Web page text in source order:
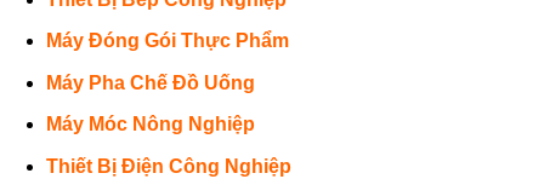
Máy Đóng Gói Thực Phẩm
Máy Pha Chế Đồ Uống
Máy Móc Nông Nghiệp
Thiết Bị Điện Công Nghiệp